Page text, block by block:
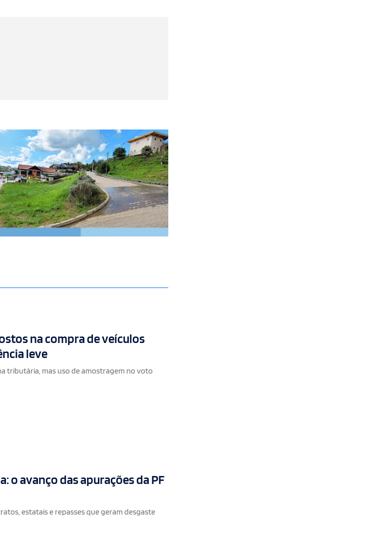
na compra de veículos
leve
tributária, mas uso de amostragem no voto
o avanço das apurações da PF
estatais e repasses que geram desgaste